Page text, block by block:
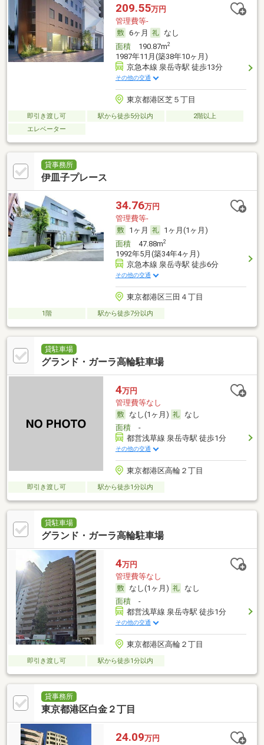
209.55万円
管理費等-
6ヶ月
なし
面積190.87m2
1987年11月(築38年10ヶ月)
京急本線 泉岳寺駅 徒歩13分
その他の交通
東京都港区芝５丁目
即引き渡し可 駅から徒歩5分以内
2階以上
エレベーター
貸事務所
伊皿子プレース
34.76万円
管理費等-
1ヶ月
1ヶ月(1ヶ月)
面積47.88m2
1992年5月(築34年4ヶ月)
京急本線 泉岳寺駅 徒歩6分
その他の交通
東京都港区三田４丁目
1階 駅から徒歩7分以内
貸駐車場
グランド・ガーラ高輪駐車場
4万円
管理費等なし
なし(1ヶ月)
なし
面積-
都営浅草線 泉岳寺駅 徒歩1分
その他の交通
東京都港区高輪２丁目
即引き渡し可 駅から徒歩1分以内
貸駐車場
グランド・ガーラ高輪駐車場
4万円
管理費等なし
なし(1ヶ月)
なし
面積-
都営浅草線 泉岳寺駅 徒歩1分
その他の交通
東京都港区高輪２丁目
即引き渡し可 駅から徒歩1分以内
貸事務所
東京都港区白金２丁目
24.09万円